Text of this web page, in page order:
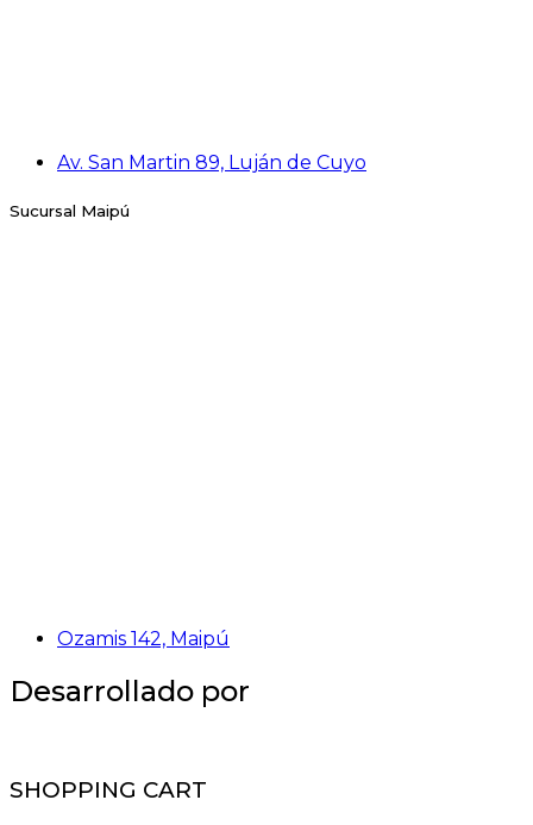
Av. San Martin 89, Luján de Cuyo
Sucursal Maipú
Ozamis 142, Maipú
Desarrollado por
SHOPPING CART